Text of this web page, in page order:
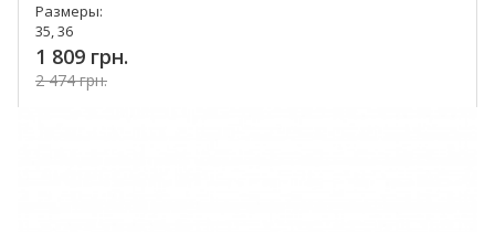
Размеры:
35, 36
1 809 грн.
2 474 грн.